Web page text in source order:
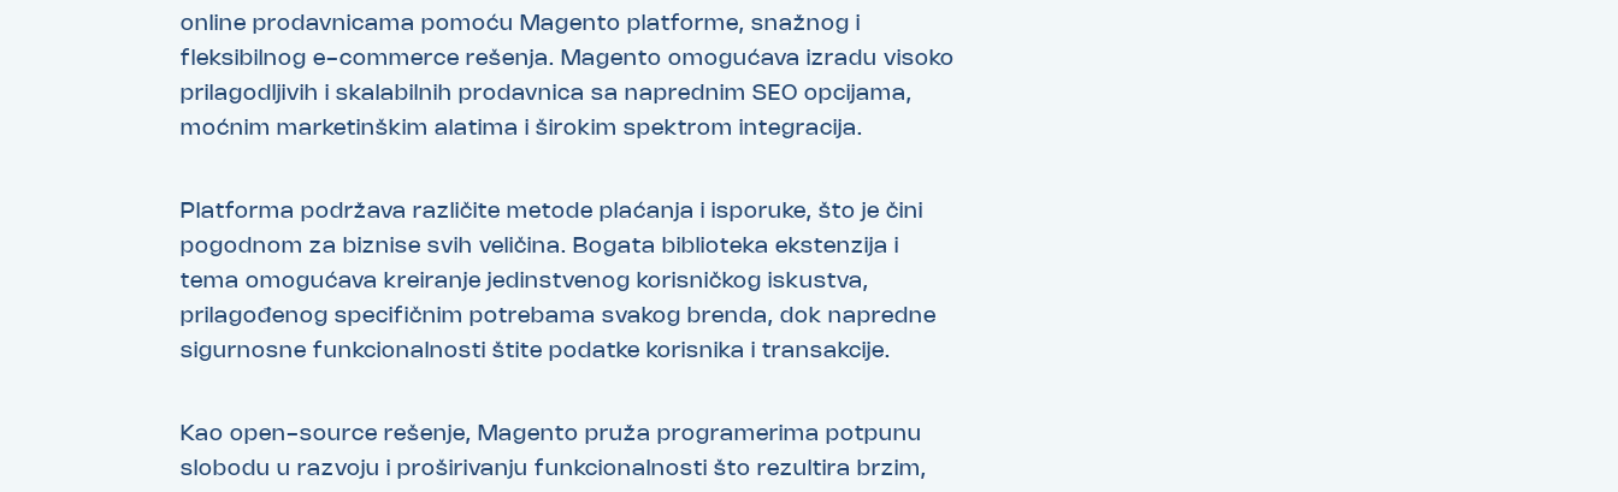
online prodavnicama pomoću Magento platforme, snažnog i
fleksibilnog e-commerce rešenja. Magento omogućava izradu visoko
prilagodljivih i skalabilnih prodavnica sa naprednim SEO opcijama,
moćnim marketinškim alatima i širokim spektrom integracija.
Platforma podržava različite metode plaćanja i isporuke, što je čini
pogodnom za biznise svih veličina. Bogata biblioteka ekstenzija i
tema omogućava kreiranje jedinstvenog korisničkog iskustva,
prilagođenog specifičnim potrebama svakog brenda, dok napredne
sigurnosne funkcionalnosti štite podatke korisnika i transakcije.
Kao open-source rešenje, Magento pruža programerima potpunu
slobodu u razvoju i proširivanju funkcionalnosti što rezultira brzim,